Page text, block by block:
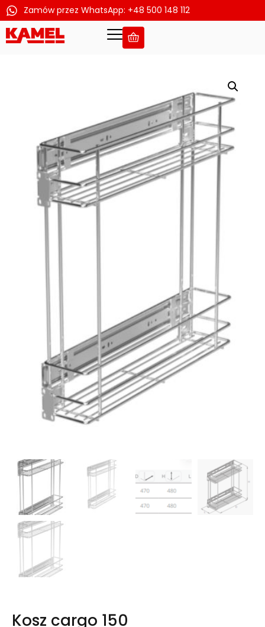
Przejdź
Zamów przez WhatsApp: +48 500 148 112
Kosz cargo 150